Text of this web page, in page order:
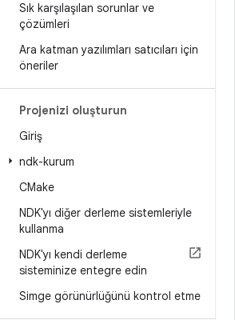
Sık karşılaşılan sorunlar ve
çözümleri
Ara katman yazılımları satıcıları için
öneriler
Projenizi oluşturun
Giriş
ndk-kurum
CMake
NDK'yı diğer derleme sistemleriyle
kullanma
NDK'yı kendi derleme
sisteminize entegre edin
Simge görünürlüğünü kontrol etme